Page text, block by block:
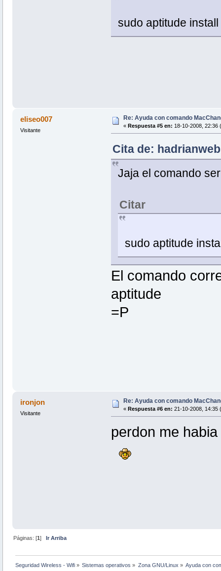
sudo aptitude
eliseo007
Visitante
Re: Ayuda con comando
« Respuesta #5 en: 18-10-2008, 22:36
Cita de:
Jaja el comando
Citar
sudo aptitude
El comando
aptitude
=P
ironjon
Visitante
Re: Ayuda con comando
« Respuesta #6 en: 21-10-2008, 14:35
perdon me
Páginas: [1]Ir Arriba
Seguridad Wireless - Wifi » Sistemas operativos » Zona GNU/Linux » Ayuda con